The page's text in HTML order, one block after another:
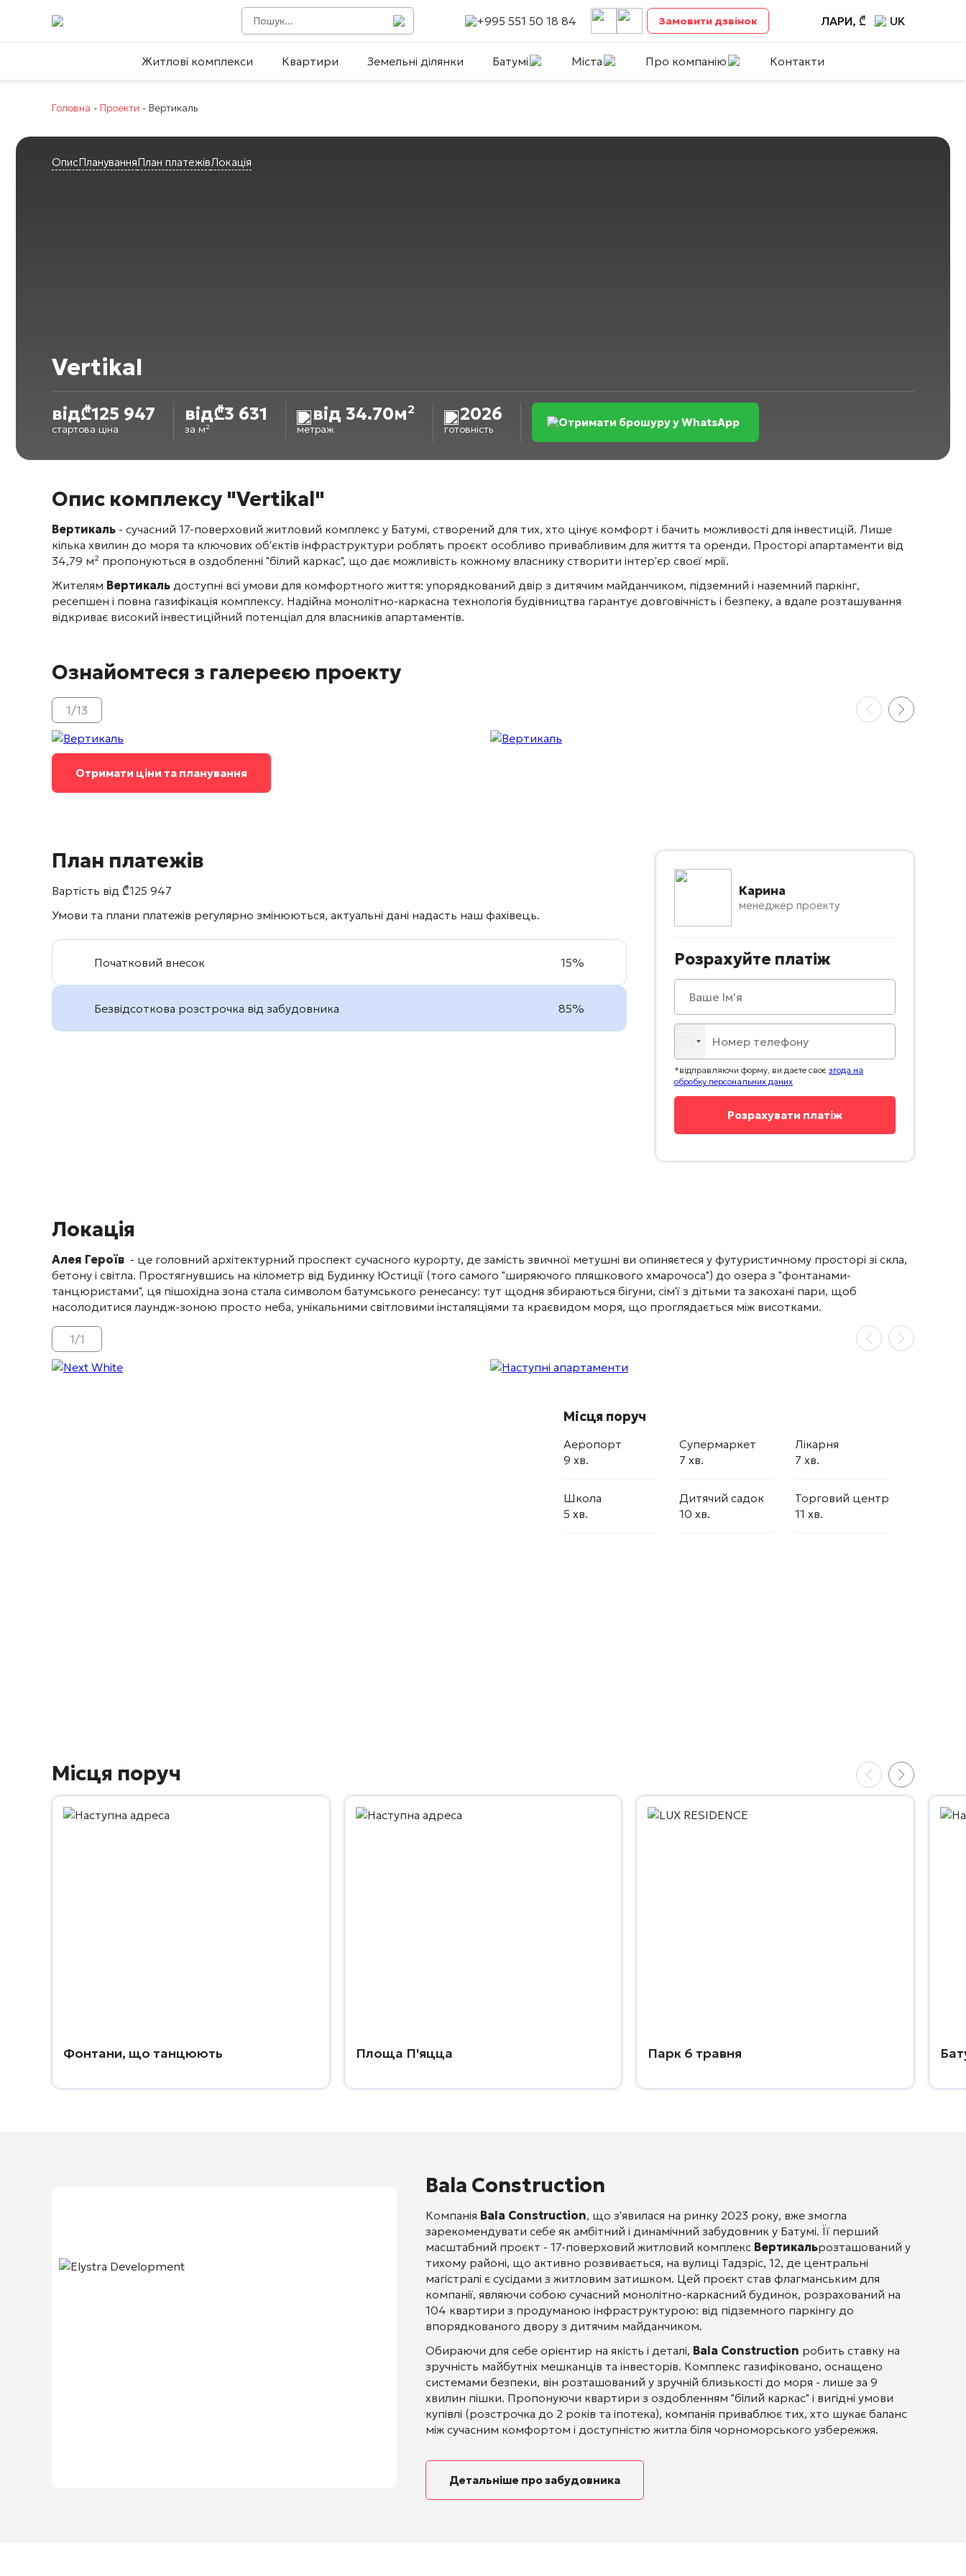
+995 551 50 18 84 Замовити дзвінок ЛАРИ, ₾ UK
Житлові комплекси Квартири Земельні ділянки Батумі Міста Про компанію Контакти
Головна - Проекти - Вертикаль
ОписПлануванняПлан платежівЛокація
Vertikal
від₾125 947
стартова ціна
від₾3 631
за м²
від 34.70м²
метраж
2026
готовність Отримати брошуру у WhatsApp
Опис комплексу "Vertikal"
Вертикаль - сучасний 17-поверховий житловий комплекс у Батумі, створений для тих, хто цінує комфорт і бачить можливості для інвестицій. Лише
кілька хвилин до моря та ключових об'єктів інфраструктури роблять проєкт особливо привабливим для життя та оренди. Просторі апартаменти від
34,79 м² пропонуються в оздобленні "білий каркас", що дає можливість кожному власнику створити інтер'єр своєї мрії.
Жителям Вертикаль доступні всі умови для комфортного життя: упорядкований двір з дитячим майданчиком, підземний і наземний паркінг,
ресепшен і повна газифікація комплексу. Надійна монолітно-каркасна технологія будівництва гарантує довговічність і безпеку, а вдале розташування
відкриває високий інвестиційний потенціал для власників апартаментів.
Ознайомтеся з галереєю проекту
1/13
Отримати ціни та планування
План платежів
Вартість від ₾125 947
Умови та плани платежів регулярно змінюються, актуальні дані надасть наш фахівець.
Початковий внесок 15%
Безвідсоткова розстрочка від забудовника 85%
Карина
менеджер проекту
Розрахуйте платіж
*відправляючи форму, ви даєте своє згода на
обробку персональних даних
Локація
Алея Героїв - це головний архітектурний проспект сучасного курорту, де замість звичної метушні ви опиняєтеся у футуристичному просторі зі скла,
бетону і світла. Простягнувшись на кілометр від Будинку Юстиції (того самого "ширяючого пляшкового хмарочоса") до озера з "фонтанами-
танцюристами", ця пішохідна зона стала символом батумського ренесансу: тут щодня збираються бігуни, сім'ї з дітьми та закохані пари, щоб
насолодитися лаундж-зоною просто неба, унікальними світловими інсталяціями та краєвидом моря, що проглядається між висотками.
1/1
Місця поруч
Аеропорт
9 хв.
Супермаркет
7 хв.
Лікарня
7 хв.
Школа
5 хв.
Дитячий садок
10 хв.
Торговий центр
11 хв.
Місця поруч
Фонтани, що танцюють Площа П'яцца Парк 6 травня
Bala Construction
Компанія Bala Construction, що з'явилася на ринку 2023 року, вже змогла
зарекомендувати себе як амбітний і динамічний забудовник у Батумі. Її перший
масштабний проєкт - 17-поверховий житловий комплекс Вертикальрозташований у
тихому районі, що активно розвивається, на вулиці Тадзріс, 12, де центральні
магістралі є сусідами з житловим затишком. Цей проєкт став флагманським для
компанії, являючи собою сучасний монолітно-каркасний будинок, розрахований на
104 квартири з продуманою інфраструктурою: від підземного паркінгу до
впорядкованого двору з дитячим майданчиком.
Обираючи для себе орієнтир на якість і деталі, Bala Construction робить ставку на
зручність майбутніх мешканців та інвесторів. Комплекс газифіковано, оснащено
системами безпеки, він розташований у зручній близькості до моря - лише за 9
хвилин пішки. Пропонуючи квартири з оздобленням "білий каркас" і вигідні умови
купівлі (розстрочка до 2 років та іпотека), компанія приваблює тих, хто шукає баланс
між сучасним комфортом і доступністю житла біля чорноморського узбережжя.
Детальніше про забудовника